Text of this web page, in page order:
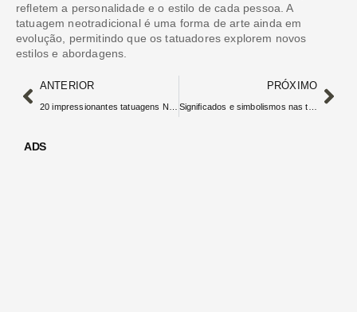
refletem a personalidade e o estilo de cada pessoa. A
tatuagem neotradicional é uma forma de arte ainda em
evolução, permitindo que os tatuadores explorem novos
estilos e abordagens.
ANTERIOR PRÓXIMO
ADS